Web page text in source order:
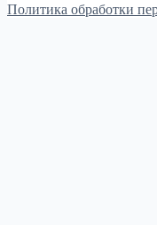
Политика обработки